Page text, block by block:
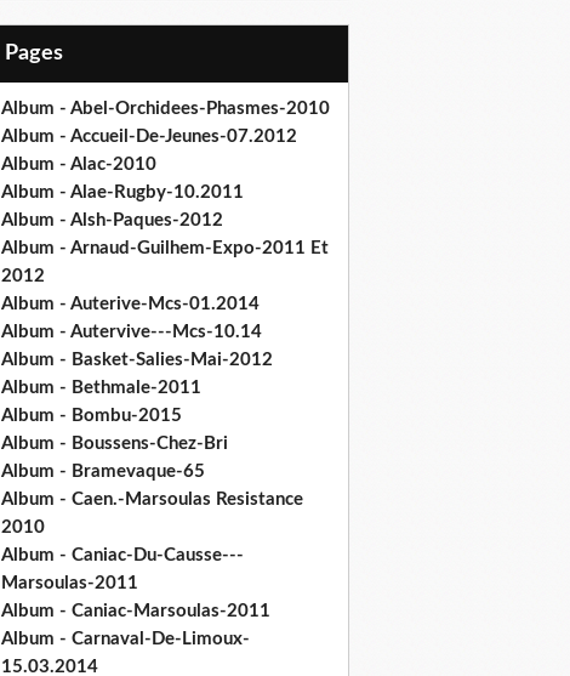
Pages
Album - Abel-Orchidees-Phasmes-2010
Album - Accueil-De-Jeunes-07.2012
Album - Alac-2010
Album - Alae-Rugby-10.2011
Album - Alsh-Paques-2012
Album - Arnaud-Guilhem-Expo-2011 Et
2012
Album - Auterive-Mcs-01.2014
Album - Autervive---Mcs-10.14
Album - Basket-Salies-Mai-2012
Album - Bethmale-2011
Album - Bombu-2015
Album - Boussens-Chez-Bri
Album - Bramevaque-65
Album - Caen.-Marsoulas Resistance
2010
Album - Caniac-Du-Causse---
Marsoulas-2011
Album - Caniac-Marsoulas-2011
Album - Carnaval-De-Limoux-
15.03.2014